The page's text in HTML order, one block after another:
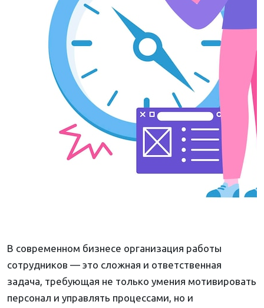
В современном бизнесе организация работы
сотрудников — это сложная и ответственная
задача, требующая не только умения мотивировать
персонал и управлять процессами, но и